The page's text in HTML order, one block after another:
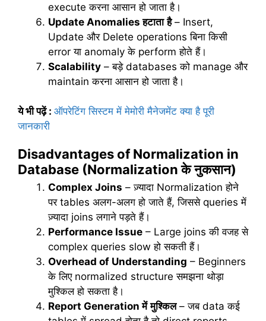
execute करना आसान हो जाता है।
Update Anomaliesहटाता है– Insert,
Update और Delete operations बिना किसी
error या anomaly के perform होते हैं।
Scalability – बड़े databases को manage और
maintain करना आसान हो जाता है।
ये भी पढ़ें : ऑपरेटिंग सिस्टम में मेमोरी मैनेजमेंट क्या है पूरी
जानकारी
Disadvantages of Normalization in
Database (Normalizationके नुकसान)
Complex Joins – ज़्यादा Normalization होने
पर tables अलग-अलग हो जाते हैं, जिससे queries में
ज़्यादा joins लगाने पड़ते हैं।
Performance Issue – Large joins की वजह से
complex queries slow हो सकती हैं।
Overhead of Understanding – Beginners
के लिए normalized structure समझना थोड़ा
मुश्किल हो सकता है।
Report Generationमें मुश्किल– जब data कई